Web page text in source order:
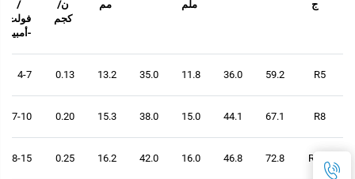
ج
ملم
مم
ن/
كجم
/
فولت
-أمبير
R5
59.2
36.0
11.8
35.0
13.2
0.13
4-7
R8
67.1
44.1
15.0
38.0
15.3
0.20
7-10
R10
72.8
46.8
16.0
42.0
16.2
0.25
8-15